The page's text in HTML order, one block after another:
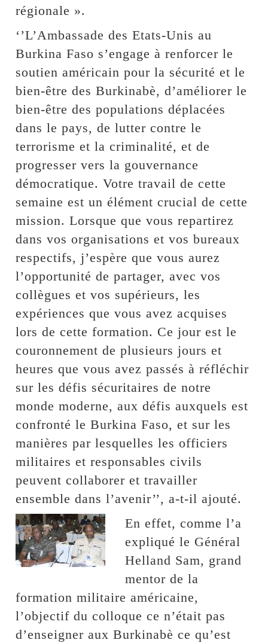
régionale ».
‘’L’Ambassade des Etats-Unis au
Burkina Faso s’engage à renforcer le
soutien américain pour la sécurité et le
bien-être des Burkinabè, d’améliorer le
bien-être des populations déplacées
dans le pays, de lutter contre le
terrorisme et la criminalité, et de
progresser vers la gouvernance
démocratique. Votre travail de cette
semaine est un élément crucial de cette
mission. Lorsque que vous repartirez
dans vos organisations et vos bureaux
respectifs, j’espère que vous aurez
l’opportunité de partager, avec vos
collègues et vos supérieurs, les
expériences que vous avez acquises
lors de cette formation. Ce jour est le
couronnement de plusieurs jours et
heures que vous avez passés à réfléchir
sur les défis sécuritaires de notre
monde moderne, aux défis auxquels est
confronté le Burkina Faso, et sur les
manières par lesquelles les officiers
militaires et responsables civils
peuvent collaborer et travailler
ensemble dans l’avenir’’, a-t-il ajouté.
En effet, comme l’a
expliqué le Général
Helland Sam, grand
mentor de la
formation militaire américaine,
l’objectif du colloque ce n’était pas
d’enseigner aux Burkinabè ce qu’est